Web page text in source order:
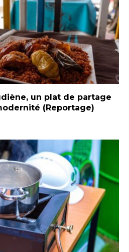
un plat de partage
(Reportage)